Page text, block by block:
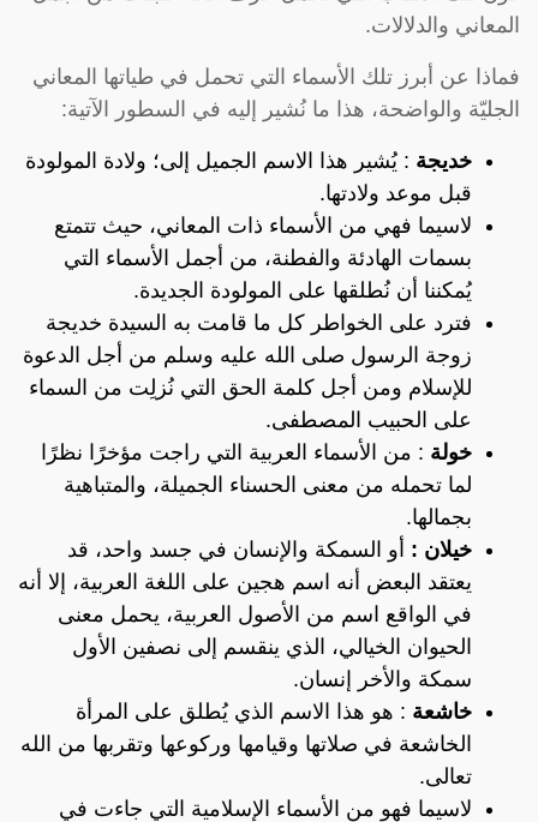
المعاني والدلالات.
فماذا عن أبرز تلك الأسماء التي تحمل في طياتها المعاني
الجليّة والواضحة، هذا ما نُشير إليه في السطور الآتية:
خديجة : يُشير هذا الاسم الجميل إلى؛ ولادة المولودة
قبل موعد ولادتها.
لاسيما فهي من الأسماء ذات المعاني، حيث تتمتع
بسمات الهادئة والفطنة، من أجمل الأسماء التي
يُمكننا أن نُطلقها على المولودة الجديدة.
فترد على الخواطر كل ما قامت به السيدة خديجة
زوجة الرسول صلى الله عليه وسلم من أجل الدعوة
للإسلام ومن أجل كلمة الحق التي نُزلِت من السماء
على الحبيب المصطفى.
خولة : من الأسماء العربية التي راجت مؤخرًا نظرًا
لما تحمله من معنى الحسناء الجميلة، والمتباهية
بجمالها.
خيلان : أو السمكة والإنسان في جسد واحد، قد
يعتقد البعض أنه اسم هجين على اللغة العربية، إلا أنه
في الواقع اسم من الأصول العربية، يحمل معنى
الحيوان الخيالي، الذي ينقسم إلى نصفين الأول
سمكة والأخر إنسان.
خاشعة : هو هذا الاسم الذي يُطلق على المرأة
الخاشعة في صلاتها وقيامها وركوعها وتقربها من الله
تعالى.
لاسيما فهو من الأسماء الإسلامية التي جاءت في